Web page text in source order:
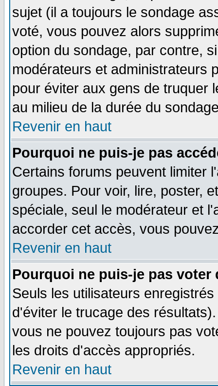
sujet (il a toujours le sondage
voté, vous pouvez alors
option du sondage, par contre,
modérateurs et administrateurs
pour éviter aux gens de truquer
au milieu de la durée du
Revenir en haut
Pourquoi ne puis-je pas
Certains forums peuvent limiter
groupes. Pour voir, lire, poster,
spéciale, seul le modérateur et
accorder cet accès, vous
Revenir en haut
Pourquoi ne puis-je pas voter
Seuls les utilisateurs
d'éviter le trucage des
vous ne pouvez toujours pas
les droits d'accès appropriés.
Revenir en haut